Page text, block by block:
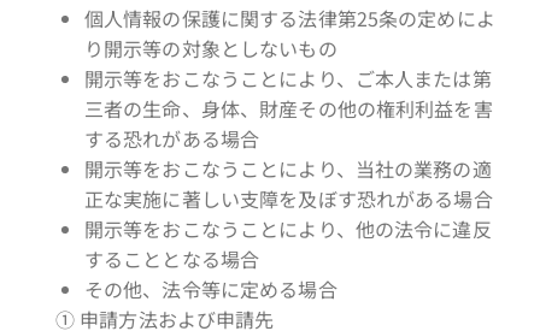
個人情報の保護に関する法律第25条の定めによ
り開示等の対象としないもの
開示等をおこなうことにより、ご本人または第
三者の生命、身体、財産その他の権利利益を害
する恐れがある場合
開示等をおこなうことにより、当社の業務の適
正な実施に著しい支障を及ぼす恐れがある場合
開示等をおこなうことにより、他の法令に違反
することとなる場合
その他、法令等に定める場合
① 申請方法および申請先